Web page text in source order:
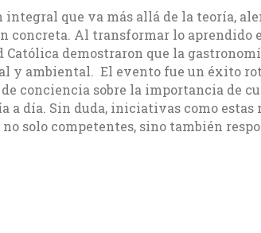
que va más allá de la teoría,
concreta. Al transformar lo aprendido
demostraron que la
y ambiental. El evento fue un éxito
conciencia sobre la importancia de
a día. Sin duda, iniciativas como estas
solo competentes, sino también